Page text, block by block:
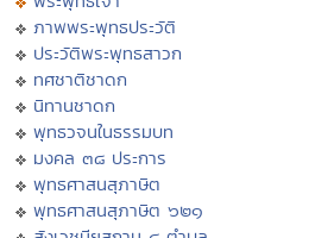
ภาพพระพุทธประวัติ
ประวัติพระพุทธสาวก
ทศชาติชาดก
นิทานชาดก
พุทธวจนในธรรมบท
มงคล ๓๘ ประการ
พุทธศาสนสุภาษิต
พุทธศาสนสุภาษิต ๖๒๑